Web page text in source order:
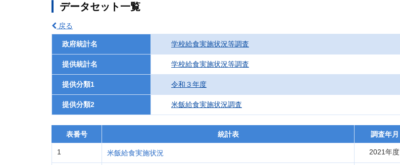
データセット一覧
戻る
政府統計名 学校給食実施状況等調査
提供統計名 学校給食実施状況等調査
提供分類1 令和３年度
提供分類2 米飯給食実施状況調査
表番号 統計表 調査年月
1 米飯給食実施状況 2021年度